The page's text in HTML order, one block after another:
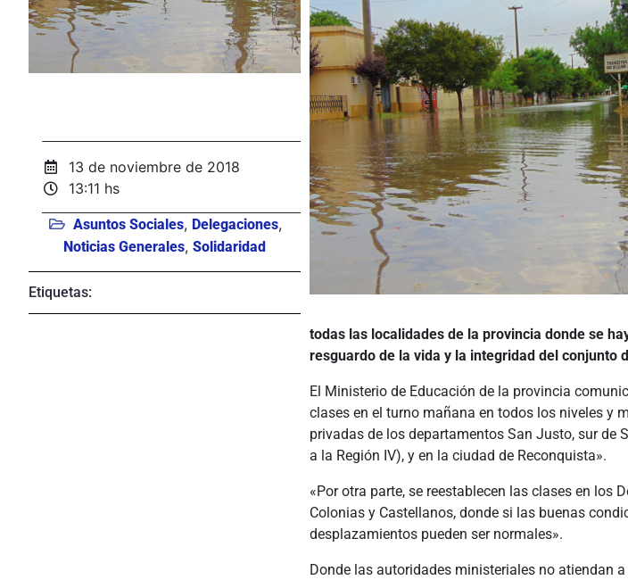
13 de noviembre de 2018
13:11 hs
Asuntos Sociales, Delegaciones,
Noticias Generales, Solidaridad
Etiquetas:
todas las localidades de la provincia donde se
resguardo de la vida y la integridad del conjunto
El Ministerio de Educación de la provincia
clases en el turno mañana en todos los niveles y
privadas de los departamentos San Justo, sur de
a la Región IV), y en la ciudad de Reconquista».
«Por otra parte, se reestablecen las clases en los
Colonias y Castellanos, donde si las buenas
desplazamientos pueden ser normales».
Donde las autoridades ministeriales no atiendan